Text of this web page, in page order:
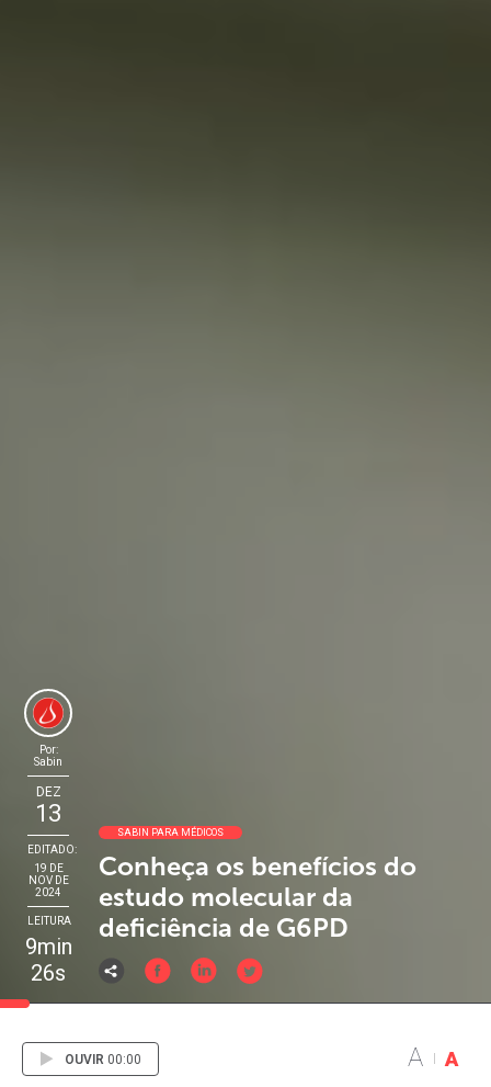
SABIN PARA MÉDICOS
Conheça os benefícios do
estudo molecular da
deficiência de G6PD
Por:
Sabin
DEZ
13
EDITADO:
19 DE
NOV DE
2024
LEITURA
9min
26s
OUVIR 00:00 A A